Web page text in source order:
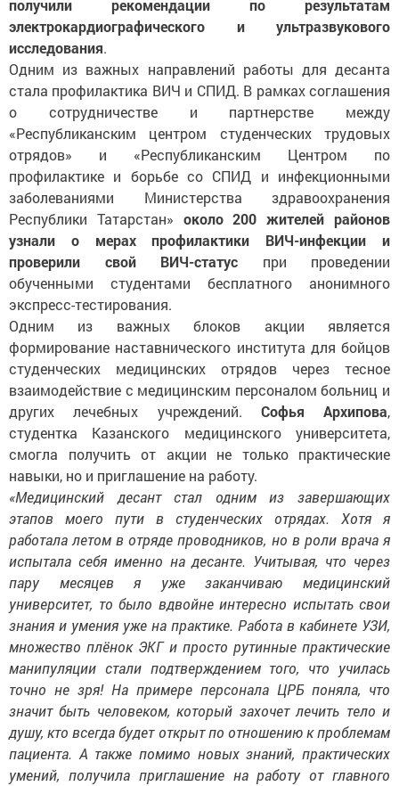
получили рекомендации по результатам
электрокардиографического и ультразвукового
исследования.
Одним из важных направлений работы для десанта
стала профилактика ВИЧ и СПИД. В рамках соглашения
о сотрудничестве и партнерстве между
«Республиканским центром студенческих трудовых
отрядов» и «Республиканским Центром по
профилактике и борьбе со СПИД и инфекционными
заболеваниями Министерства здравоохранения
Республики Татарстан» около 200 жителей районов
узнали о мерах профилактики ВИЧ-инфекции и
проверили свой ВИЧ-статус при проведении
обученными студентами бесплатного анонимного
экспресс-тестирования.
Одним из важных блоков акции является
формирование наставнического института для бойцов
студенческих медицинских отрядов через тесное
взаимодействие с медицинским персоналом больниц и
других лечебных учреждений. Софья Архипова,
студентка Казанского медицинского университета,
смогла получить от акции не только практические
навыки, но и приглашение на работу.
«Медицинский десант стал одним из завершающих
этапов моего пути в студенческих отрядах. Хотя я
работала летом в отряде проводников, но в роли врача я
испытала себя именно на десанте. Учитывая, что через
пару месяцев я уже заканчиваю медицинский
университет, то было вдвойне интересно испытать свои
знания и умения уже на практике. Работа в кабинете УЗИ,
множество плёнок ЭКГ и просто рутинные практические
манипуляции стали подтверждением того, что училась
точно не зря! На примере персонала ЦРБ поняла, что
значит быть человеком, который захочет лечить тело и
душу, кто всегда будет открыт по отношению к проблемам
пациента. А также помимо новых знаний, практических
умений, получила приглашение на работу от главного